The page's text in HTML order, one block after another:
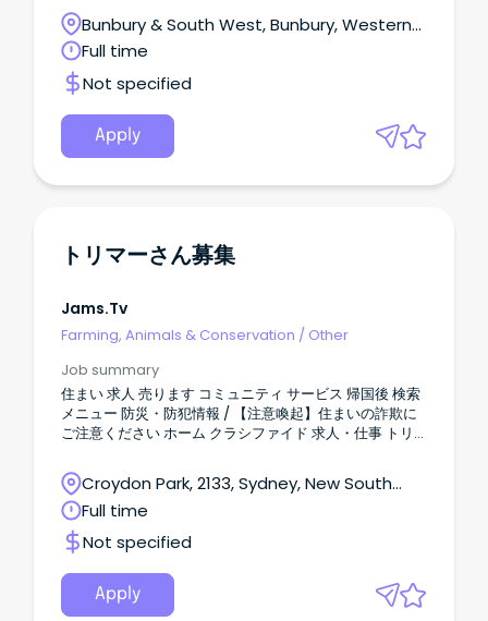
Bunbury & South West, Bunbury, Western
Australia
Full time
Not specified
Apply
トリマーさん募集
Jams.tv
Farming, Animals & Conservation / Other
Job summary
住まい 求人 売ります コミュニティ サービス 帰国後 検索
メニュー 防災・防犯情報 / 【注意喚起】住まいの詐欺に
ご注意ください ホーム クラシファイド 求人・仕事 トリ
イベント JAMS.TVからのお知らせ お得／割引 グルメ 教
育／留学／習い事 旅行／観光 医療／保険 美容／健康 マ
ネー 法律／ビザ 就職／転職 電話／通信 自動車 ショッピ
ング 不動産／住宅／引越 冠婚葬祭 エンタメ／スポーツ
ビジネス 日系コミュニティ 2026.01.03 414 views 新規投
稿 シドニー トリマーさん募集 会社情報 会社名 住所
Croydon Park NSW 2133 ウェブ 投稿者の他の記事 なし
募集要項 職種 その他 ワークスタイル パートタイム / フル
Croydon Park, 2133, Sydney, New South
Wales
Full time
Not specified
Apply